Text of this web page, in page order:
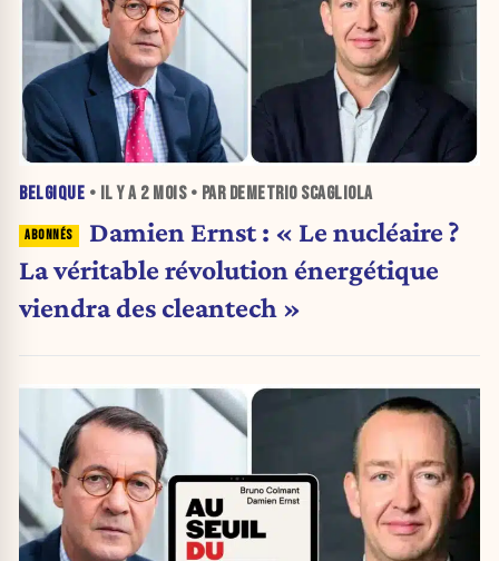
BELGIQUE • IL Y A 2 MOIS• PAR DEMETRIO SCAGLIOLA
Damien Ernst : « Le nucléaire ?
La véritable révolution énergétique
viendra des cleantech »